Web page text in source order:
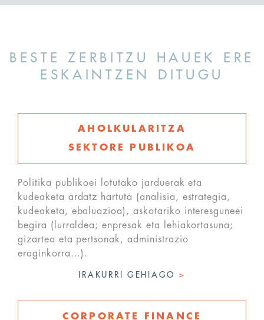
BESTE ZERBITZU HAUEK ERE
ESKAINTZEN DITUGU
AHOLKULARITZA
SEKTORE PUBLIKOA
Politika publikoei lotutako jarduerak eta
kudeaketa ardatz hartuta (analisia, estrategia,
kudeaketa, ebaluazioa), askotariko interesguneei
begira (lurraldea; enpresak eta lehiakortasuna;
gizartea eta pertsonak, administrazio
eraginkorra...).
IRAKURRI GEHIAGO >
CORPORATE FINANCE